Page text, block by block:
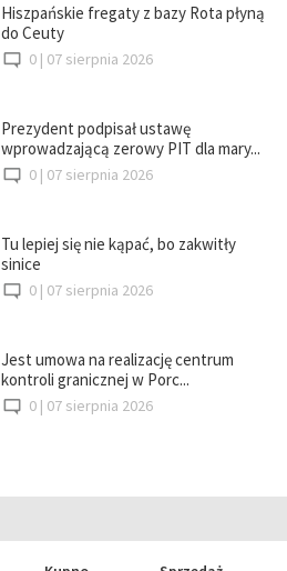
Hiszpańskie fregaty z bazy Rota płyną
do Ceuty
0 | 07 sierpnia 2026
Prezydent podpisał ustawę
wprowadzającą zerowy PIT dla mary...
0 | 07 sierpnia 2026
Tu lepiej się nie kąpać, bo zakwitły
sinice
0 | 07 sierpnia 2026
Jest umowa na realizację centrum
kontroli granicznej w Porc...
0 | 07 sierpnia 2026